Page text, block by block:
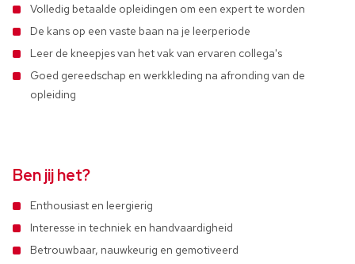
Volledig betaalde opleidingen om een expert te worden
De kans op een vaste baan na je leerperiode
Leer de kneepjes van het vak van ervaren collega's
Goed gereedschap en werkkleding na afronding van de
opleiding
Ben jij het?
Enthousiast en leergierig
Interesse in techniek en handvaardigheid
Betrouwbaar, nauwkeurig en gemotiveerd